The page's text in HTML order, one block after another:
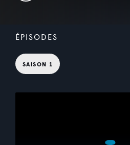
ÉPISODES
SAISON 1